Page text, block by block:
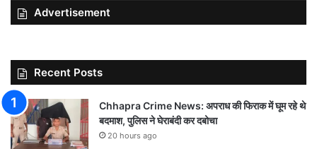
Advertisement
Recent Posts
Chhapra Crime News: अपराध की फिराक में घूम रहे थे
बदमाश, पुलिस ने घेराबंदी कर दबोचा
20 hours ago